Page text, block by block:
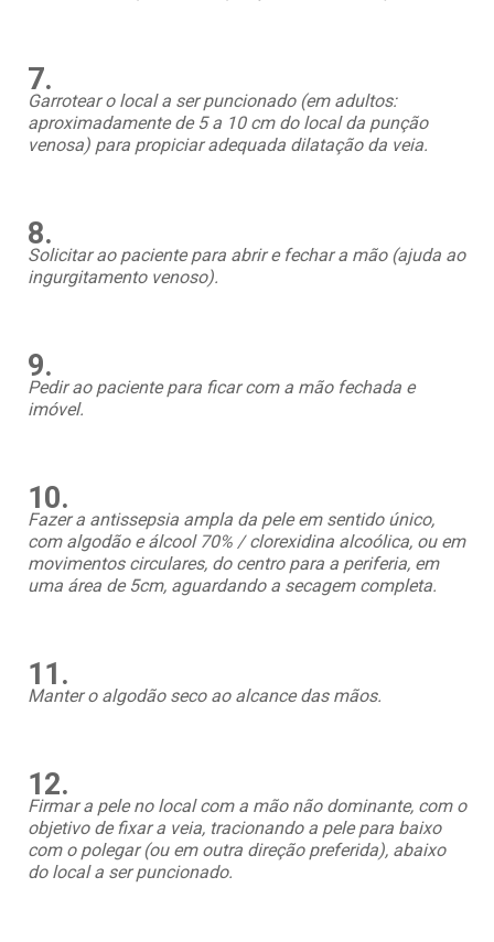
7.
Garrotear o local a ser puncionado (em adultos:
aproximadamente de 5 a 10 cm do local da punção
venosa) para propiciar adequada dilatação da veia.
8.
Solicitar ao paciente para abrir e fechar a mão (ajuda ao
ingurgitamento venoso).
9.
Pedir ao paciente para ficar com a mão fechada e
imóvel.
10.
Fazer a antissepsia ampla da pele em sentido único,
com algodão e álcool 70% / clorexidina alcoólica, ou em
movimentos circulares, do centro para a periferia, em
uma área de 5cm, aguardando a secagem completa.
11.
Manter o algodão seco ao alcance das mãos.
12.
Firmar a pele no local com a mão não dominante, com o
objetivo de fixar a veia, tracionando a pele para baixo
com o polegar (ou em outra direção preferida), abaixo
do local a ser puncionado.